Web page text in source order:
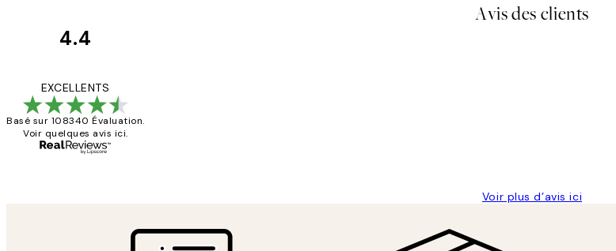
Avis des clients
4.4
EXCELLENTS
Basé sur 108340 Évaluation.
Voir quelques avis ici.
Voir plus d’avis ici